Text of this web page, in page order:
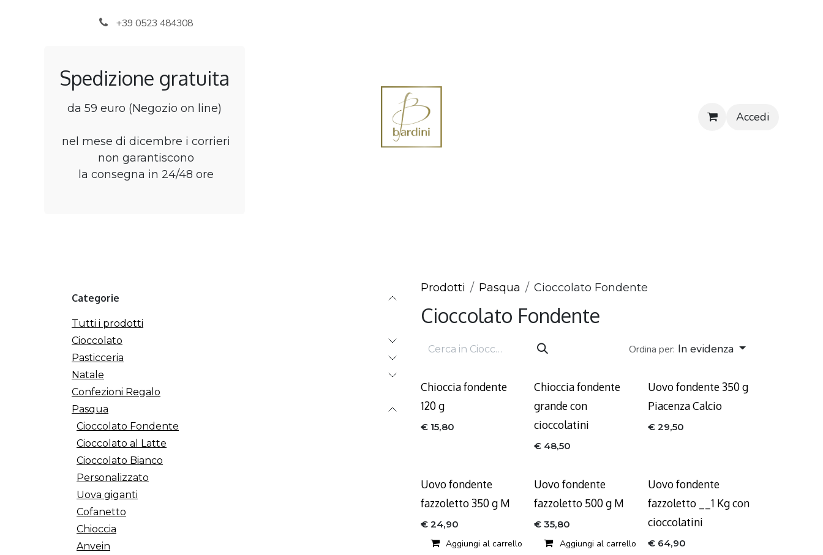
+39 0523 484308
Spedizione gratuita
da 59 euro (Negozio on line)
nel mese di dicembre i corrieri
non garantiscono
la consegna in 24/48 ore
Accedi
Categorie
Tutti i prodotti
Cioccolato
Pasticceria
Natale
Confezioni Regalo
Pasqua
Cioccolato Fondente
Cioccolato al Latte
Cioccolato Bianco
Personalizzato
Uova giganti
Cofanetto
Chioccia
Anvein
Prodotti Pasqua Cioccolato Fondente
Cioccolato Fondente
Ordina per: In evidenza
Chioccia fondente
120 g
€ 15,80
Chioccia fondente
grande con
cioccolatini
€ 48,50
Uovo fondente 350 g
Piacenza Calcio
€ 29,50
Uovo fondente
fazzoletto 350 g M
€ 24,90
Aggiungi al carrello
Uovo fondente
fazzoletto 500 g M
€35,80
Aggiungi al carrello
Uovo fondente
fazzoletto __1 Kg con
cioccolatini
€ 64,90